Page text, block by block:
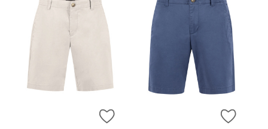
ZUR WUNSCHLISTE HINZUFÜGEN
ZUR